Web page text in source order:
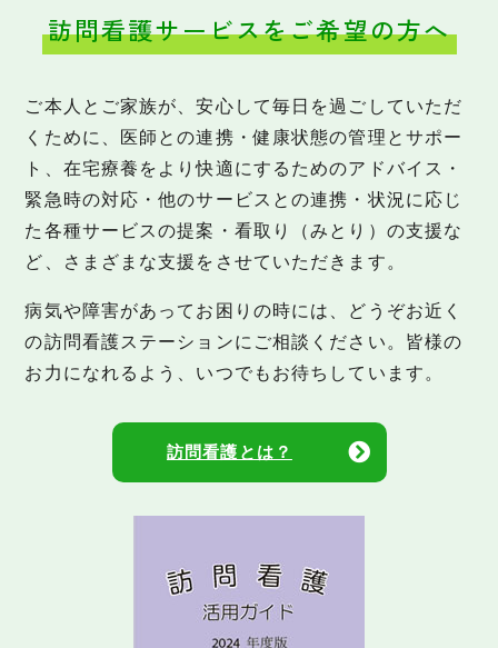
訪問看護サービスをご希望の方へ
ご本人とご家族が、安心して毎日を過ごしていただ
くために、医師との連携・健康状態の管理とサポー
ト、在宅療養をより快適にするためのアドバイス・
緊急時の対応・他のサービスとの連携・状況に応じ
た各種サービスの提案・看取り（みとり）の支援な
ど、さまざまな支援をさせていただきます。
病気や障害があってお困りの時には、どうぞお近く
の訪問看護ステーションにご相談ください。皆様の
お力になれるよう、いつでもお待ちしています。
訪問看護とは？